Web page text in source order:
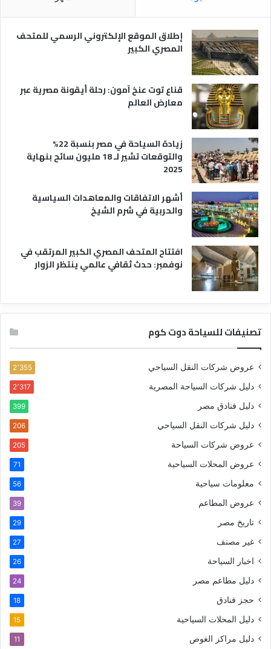
ر
ة
و
إطلاق الموقع الإلكتروني الرسمي للمتحف
المصري الكبير
قناع توت عنخ آمون: رحلة أيقونة مصرية عبر
معارض العالم
زيادة السياحة في مصر بنسبة 22%
والتوقعات تشير لـ 18 مليون سائح بنهاية
2025
أشهر الاتفاقات والمعاهدات السياسية
والحربية في شرم الشيخ
افتتاح المتحف المصري الكبير المرتقب في
نوفمبر: حدث ثقافي عالمي ينتظر الزوار
تصنيفات للسياحة دوت كوم
عروض شركات النقل السياحي 2٬355
دليل شركات السياحة المصرية 2٬317
دليل فنادق مصر 399
دليل شركات النقل السياحي 206
عروض شركات السياحة 205
عروض المحلات السياحية 71
معلومات سياحية 56
عروض المطاعم 39
تاريخ مصر 29
غير مصنف 27
اخبار السياحة 26
دليل مطاعم مصر 24
حجز فنادق 18
دليل المحلات السياحية 15
دليل مراكز الغوص 11